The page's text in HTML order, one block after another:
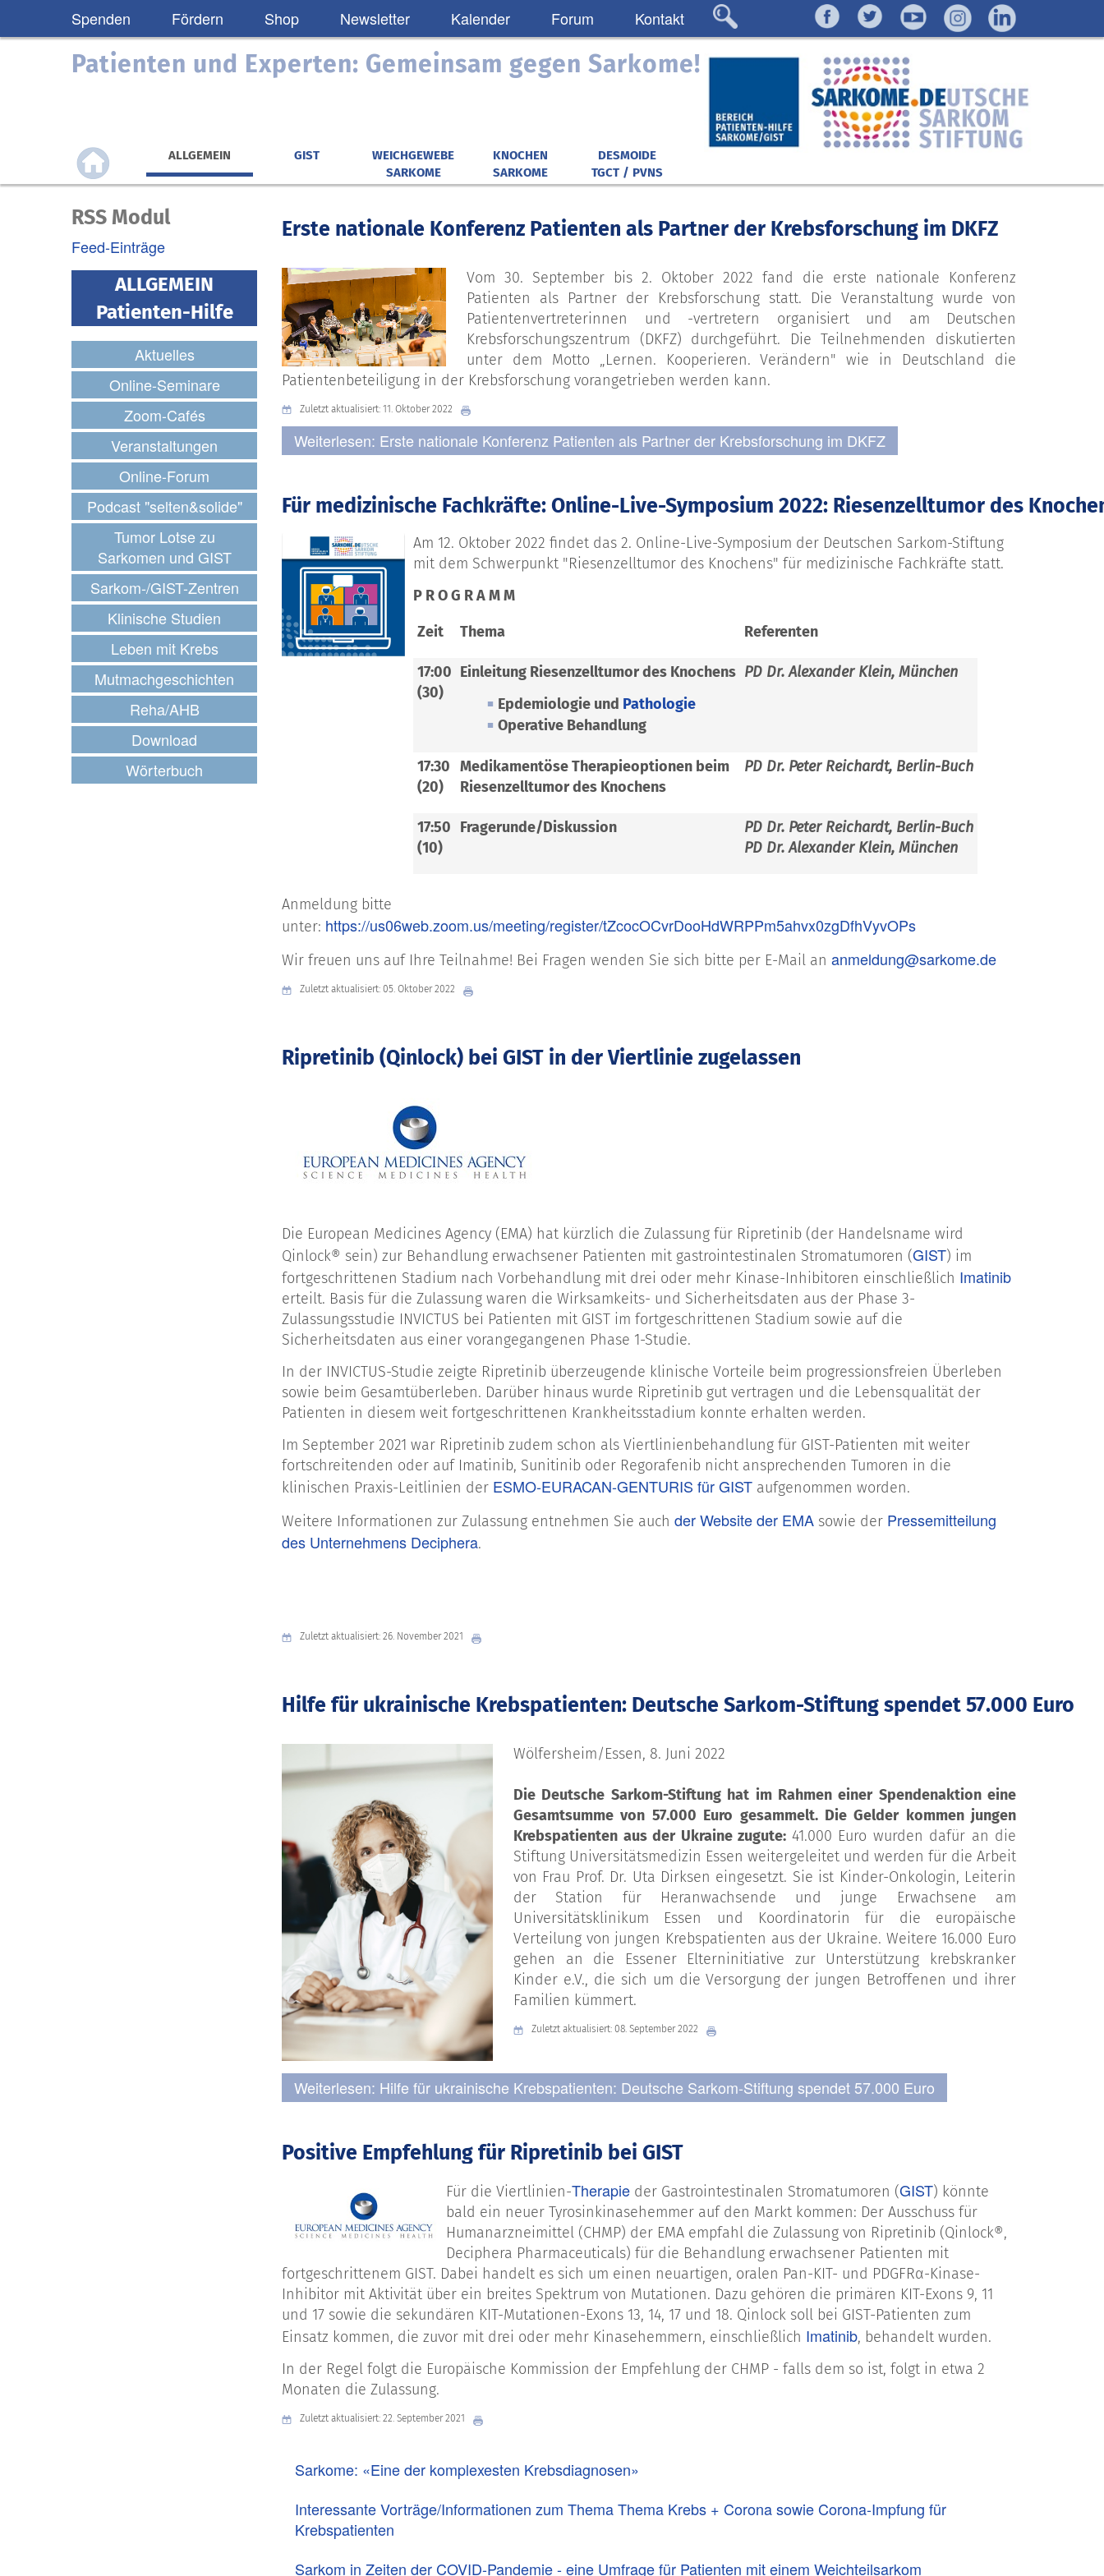
Spenden Fördern Shop Newsletter Kalender Forum Kontakt
Patienten und Experten: Gemeinsam gegen Sarkome!
ALLGEMEIN GIST
WEICHGEWEBE
SARKOME
KNOCHEN
SARKOME
DESMOIDE
TGCT / PVNS
RSS Modul
Feed-Einträge
ALLGEMEIN
Patienten-Hilfe
Aktuelles
Online-Seminare
Zoom-Cafés
Veranstaltungen
Online-Forum
Podcast "selten&solide"
Tumor Lotse zu
Sarkomen und GIST
Sarkom-/GIST-Zentren
Klinische Studien
Leben mit Krebs
Mutmachgeschichten
Reha/AHB
Download
Wörterbuch
Erste nationale Konferenz Patienten als Partner der Krebsforschung im DKFZ
Vom 30. September bis 2. Oktober 2022 fand die erste nationale Konferenz
Patienten als Partner der Krebsforschung statt. Die Veranstaltung wurde von
Patientenvertreterinnen und -vertretern organisiert und am Deutschen
Krebsforschungszentrum (DKFZ) durchgeführt. Die Teilnehmenden diskutierten
unter dem Motto „Lernen. Kooperieren. Verändern" wie in Deutschland die
Patientenbeteiligung in der Krebsforschung vorangetrieben werden kann.
Zuletzt aktualisiert: 11. Oktober 2022
Weiterlesen: Erste nationale Konferenz Patienten als Partner der Krebsforschung im DKFZ
Für medizinische Fachkräfte: Online-Live-Symposium 2022: Riesenzelltumor des
Am 12. Oktober 2022 findet das 2. Online-Live-Symposium der Deutschen Sarkom-Stiftung
mit dem Schwerpunkt "Riesenzelltumor des Knochens" für medizinische Fachkräfte statt.
P R O G R A M M
Zeit
Thema Referenten
17:00
(30)
Einleitung Riesenzelltumor des Knochens
Epdemiologie und Pathologie
Operative Behandlung
PD Dr. Alexander Klein, München
17:30
(20)
Medikamentöse Therapieoptionen beim
Riesenzelltumor des Knochens
PD Dr. Peter Reichardt, Berlin-Buch
17:50
(10)
Fragerunde/Diskussion
PD Dr. Peter Reichardt, Berlin-Buch
PD Dr. Alexander Klein, München
Anmeldung bitte
unter: https://us06web.zoom.us/meeting/register/tZcocOCvrDooHdWRPPm5ahvx0zgDfhVyvOPs
Wir freuen uns auf Ihre Teilnahme! Bei Fragen wenden Sie sich bitte per E-Mail an anmeldung@sarkome.de
Zuletzt aktualisiert: 05. Oktober 2022
Ripretinib (Qinlock) bei GIST in der Viertlinie zugelassen
Die European Medicines Agency (EMA) hat kürzlich die Zulassung für Ripretinib (der Handelsname wird
Qinlock® sein) zur Behandlung erwachsener Patienten mit gastrointestinalen Stromatumoren (GIST) im
fortgeschrittenen Stadium nach Vorbehandlung mit drei oder mehr Kinase-Inhibitoren einschließlich Imatinib
erteilt. Basis für die Zulassung waren die Wirksamkeits- und Sicherheitsdaten aus der Phase 3-
Zulassungsstudie INVICTUS bei Patienten mit GIST im fortgeschrittenen Stadium sowie auf die
Sicherheitsdaten aus einer vorangegangenen Phase 1-Studie.
In der INVICTUS-Studie zeigte Ripretinib überzeugende klinische Vorteile beim progressionsfreien Überleben
sowie beim Gesamtüberleben. Darüber hinaus wurde Ripretinib gut vertragen und die Lebensqualität der
Patienten in diesem weit fortgeschrittenen Krankheitsstadium konnte erhalten werden.
Im September 2021 war Ripretinib zudem schon als Viertlinienbehandlung für GIST-Patienten mit weiter
fortschreitenden oder auf Imatinib, Sunitinib oder Regorafenib nicht ansprechenden Tumoren in die
klinischen Praxis-Leitlinien der ESMO-EURACAN-GENTURIS für GIST aufgenommen worden.
Weitere Informationen zur Zulassung entnehmen Sie auch der Website der EMA sowie der Pressemitteilung
des Unternehmens Deciphera.
Zuletzt aktualisiert: 26. November 2021
Hilfe für ukrainische Krebspatienten: Deutsche Sarkom-Stiftung spendet 57.000 Euro
Wölfersheim/Essen, 8. Juni 2022
Die Deutsche Sarkom-Stiftung hat im Rahmen einer Spendenaktion eine
Gesamtsumme von 57.000 Euro gesammelt. Die Gelder kommen jungen
Krebspatienten aus der Ukraine zugute: 41.000 Euro wurden dafür an die
Stiftung Universitätsmedizin Essen weitergeleitet und werden für die Arbeit
von Frau Prof. Dr. Uta Dirksen eingesetzt. Sie ist Kinder-Onkologin, Leiterin
der Station für Heranwachsende und junge Erwachsene am
Universitätsklinikum Essen und Koordinatorin für die europäische
Verteilung von jungen Krebspatienten aus der Ukraine. Weitere 16.000 Euro
gehen an die Essener Elterninitiative zur Unterstützung krebskranker
Kinder e.V., die sich um die Versorgung der jungen Betroffenen und ihrer
Familien kümmert.
Zuletzt aktualisiert: 08. September 2022
Weiterlesen: Hilfe für ukrainische Krebspatienten: Deutsche Sarkom-Stiftung spendet 57.000 Euro
Positive Empfehlung für Ripretinib bei GIST
Für die Viertlinien-Therapie der Gastrointestinalen Stromatumoren (GIST) könnte
bald ein neuer Tyrosinkinasehemmer auf den Markt kommen: Der Ausschuss für
Humanarzneimittel (CHMP) der EMA empfahl die Zulassung von Ripretinib (Qinlock®,
Deciphera Pharmaceuticals) für die Behandlung erwachsener Patienten mit
fortgeschrittenem GIST. Dabei handelt es sich um einen neuartigen, oralen Pan-KIT- und PDGFRα-Kinase-
Inhibitor mit Aktivität über ein breites Spektrum von Mutationen. Dazu gehören die primären KIT-Exons 9, 11
und 17 sowie die sekundären KIT-Mutationen-Exons 13, 14, 17 und 18. Qinlock soll bei GIST-Patienten zum
Einsatz kommen, die zuvor mit drei oder mehr Kinasehemmern, einschließlich Imatinib, behandelt wurden.
In der Regel folgt die Europäische Kommission der Empfehlung der CHMP - falls dem so ist, folgt in etwa 2
Monaten die Zulassung.
Zuletzt aktualisiert: 22. September 2021
Sarkome: «Eine der komplexesten Krebsdiagnosen»
Interessante Vorträge/Informationen zum Thema Thema Krebs + Corona sowie Corona-Impfung für
Krebspatienten
Sarkom in Zeiten der COVID-Pandemie - eine Umfrage für Patienten mit einem Weichteilsarkom